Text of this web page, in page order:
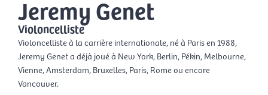
Jeremy Genet
Violoncelliste
Violoncelliste à la carrière internationale, né à Paris en 1988,
Jeremy Genet a déjà joué à New York, Berlin, Pékin, Melbourne,
Vienne, Amsterdam, Bruxelles, Paris, Rome ou encore
Vancouver.